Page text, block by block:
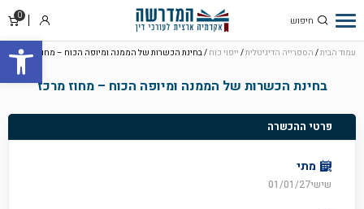
פתח
0
סל
התחבר
עמוד הבית/ הספרייה הדיגיטלית/ ייפוי כוח / בחינת הכשרות של הממנה ומיופה הכוח – מחוז מרכז
בחינת הכשרות של הממנה ומיופה הכוח – מחוז מרכז
פרטי ההכשרה
מתי
שישי01/01/27